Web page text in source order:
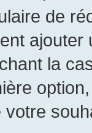
de
la